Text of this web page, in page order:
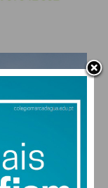
few clouds
64% humidade
MAX 23 • MIN 23